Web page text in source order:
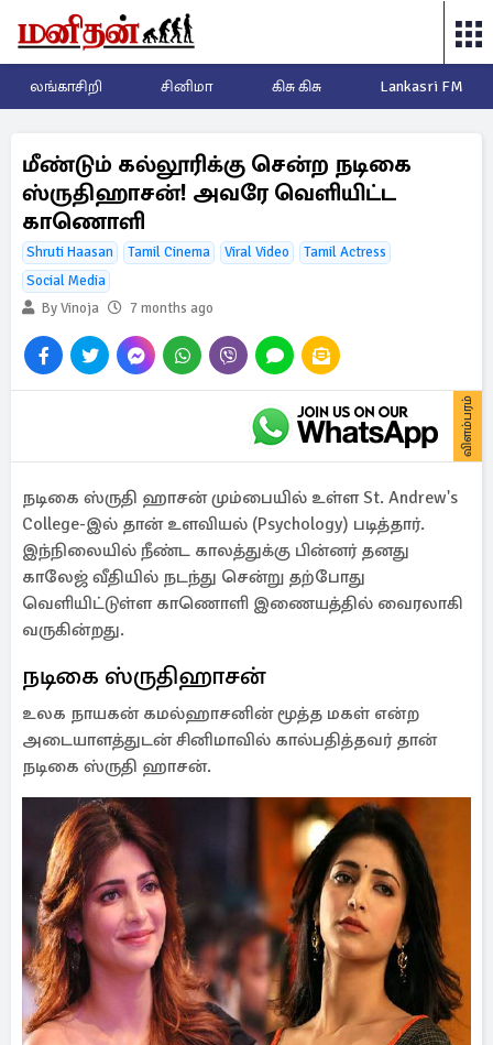
லங்காசிறி சினிமா கிசு கிசு Lankasri FM
மீண்டும் கல்லூரிக்கு சென்ற நடிகை
ஸ்ருதிஹாசன்! அவரே வெளியிட்ட
காணொளி
Shruti Haasan Tamil Cinema Viral Video
Tamil Actress
Social Media
By Vinoja
7 months ago
விளம்பரம்
நடிகை ஸ்ருதி ஹாசன் மும்பையில் உள்ள St. Andrew's
College-இல் தான் உளவியல் (Psychology) படித்தார்.
இந்நிலையில் நீண்ட காலத்துக்கு பின்னர் தனது
காலேஜ் வீதியில் நடந்து சென்று தற்போது
வெளியிட்டுள்ள காணொளி இணையத்தில் வைரலாகி
வருகின்றது.
நடிகை ஸ்ருதிஹாசன்
உலக நாயகன் கமல்ஹாசனின் மூத்த மகள் என்ற
அடையாளத்துடன் சினிமாவில் கால்பதித்தவர் தான்
நடிகை ஸ்ருதி ஹாசன்.